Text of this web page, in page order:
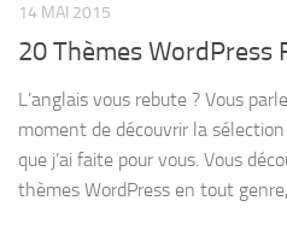
14 MAI 2015
20 Thèmes WordPress
L’anglais vous rebute ? Vous
moment de découvrir la
que j’ai faite pour vous. Vous
thèmes WordPress en tout